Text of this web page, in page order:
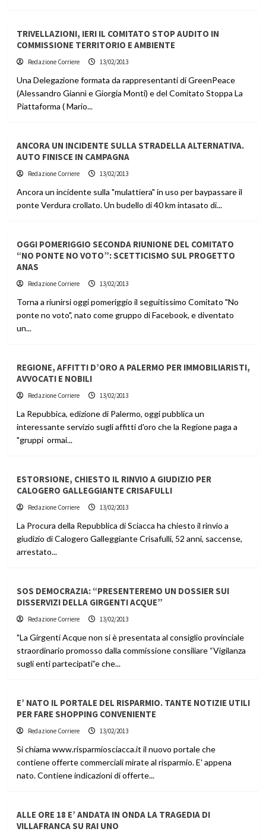
TRIVELLAZIONI, IERI IL COMITATO STOP AUDITO IN
COMMISSIONE TERRITORIO E AMBIENTE
Redazione Corriere 13/02/2013
Una Delegazione formata da rappresentanti di GreenPeace
(Alessandro Giannì e Giorgia Monti) e del Comitato Stoppa La
Piattaforma ( Mario...
ANCORA UN INCIDENTE SULLA STRADELLA ALTERNATIVA.
AUTO FINISCE IN CAMPAGNA
Redazione Corriere 13/02/2013
Ancora un incidente sulla "mulattiera" in uso per baypassare il
ponte Verdura crollato. Un budello di 40 km intasato di...
OGGI POMERIGGIO SECONDA RIUNIONE DEL COMITATO
“NO PONTE NO VOTO”: SCETTICISMO SUL PROGETTO
ANAS
Redazione Corriere 13/02/2013
Torna a riunirsi oggi pomeriggio il seguitissimo Comitato "No
ponte no voto", nato come gruppo di Facebook, e diventato
un...
REGIONE, AFFITTI D’ORO A PALERMO PER IMMOBILIARISTI,
AVVOCATI E NOBILI
Redazione Corriere 13/02/2013
La Repubbica, edizione di Palermo, oggi pubblica un
interessante servizio sugli affitti d'oro che la Regione paga a
"gruppi ormai...
ESTORSIONE, CHIESTO IL RINVIO A GIUDIZIO PER
CALOGERO GALLEGGIANTE CRISAFULLI
Redazione Corriere 13/02/2013
La Procura della Repubblica di Sciacca ha chiesto il rinvio a
giudizio di Calogero Galleggiante Crisafulli, 52 anni, saccense,
arrestato...
SOS DEMOCRAZIA: “PRESENTEREMO UN DOSSIER SUI
DISSERVIZI DELLA GIRGENTI ACQUE”
Redazione Corriere 13/02/2013
"La Girgenti Acque non si è presentata al consiglio provinciale
straordinario promosso dalla commissione consiliare “Vigilanza
sugli enti partecipati”e che...
E’ NATO IL PORTALE DEL RISPARMIO. TANTE NOTIZIE UTILI
PER FARE SHOPPING CONVENIENTE
Redazione Corriere 13/02/2013
Si chiama www.risparmiosciacca.it il nuovo portale che
contiene offerte commerciali mirate al risparmio. E' appena
nato. Contiene indicazioni di offerte...
ALLE ORE 18 E’ ANDATA IN ONDA LA TRAGEDIA DI
VILLAFRANCA SU RAI UNO